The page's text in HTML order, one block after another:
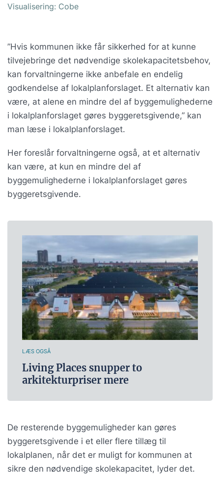
Visualisering: Cobe
”Hvis kommunen ikke får sikkerhed for at kunne
tilvejebringe det nødvendige skolekapacitetsbehov,
kan forvaltningerne ikke anbefale en endelig
godkendelse af lokalplanforslaget. Et alternativ kan
være, at alene en mindre del af byggemulighederne
i lokalplanforslaget gøres byggeretsgivende,” kan
man læse i lokalplanforslaget.
Her foreslår forvaltningerne også, at et alternativ
kan være, at kun en mindre del af
byggemulighederne i lokalplanforslaget gøres
byggeretsgivende.
LÆS OGSÅ
Living Places snupper to
arkitekturpriser mere
De resterende byggemuligheder kan gøres
byggeretsgivende i et eller flere tillæg til
lokalplanen, når det er muligt for kommunen at
sikre den nødvendige skolekapacitet, lyder det.